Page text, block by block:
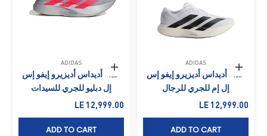
حدِّد الخيارات
ADIDAS
حذاء أديداس أديزيرو إيفو إس
إل إم للجري للرجال
السعر بعد الخصم
LE 12,999.00
ADD TO CART
حدِّد الخيارات
ADIDAS
حذاء أديداس أديزيرو إيفو إس
إل دبليو للجري للسيدات
السعر بعد الخصم
LE 12,999.00
ADD TO CART